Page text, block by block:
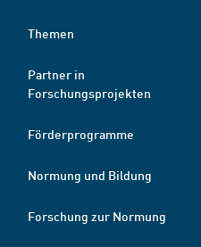
Themen
Partner in
Forschungsprojekten
Förderprogramme
Normung und Bildung
Forschung zur Normung